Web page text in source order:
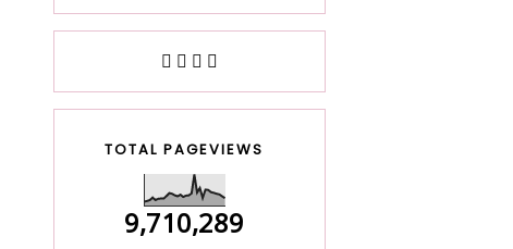
TOTAL PAGEVIEWS
9,710,289